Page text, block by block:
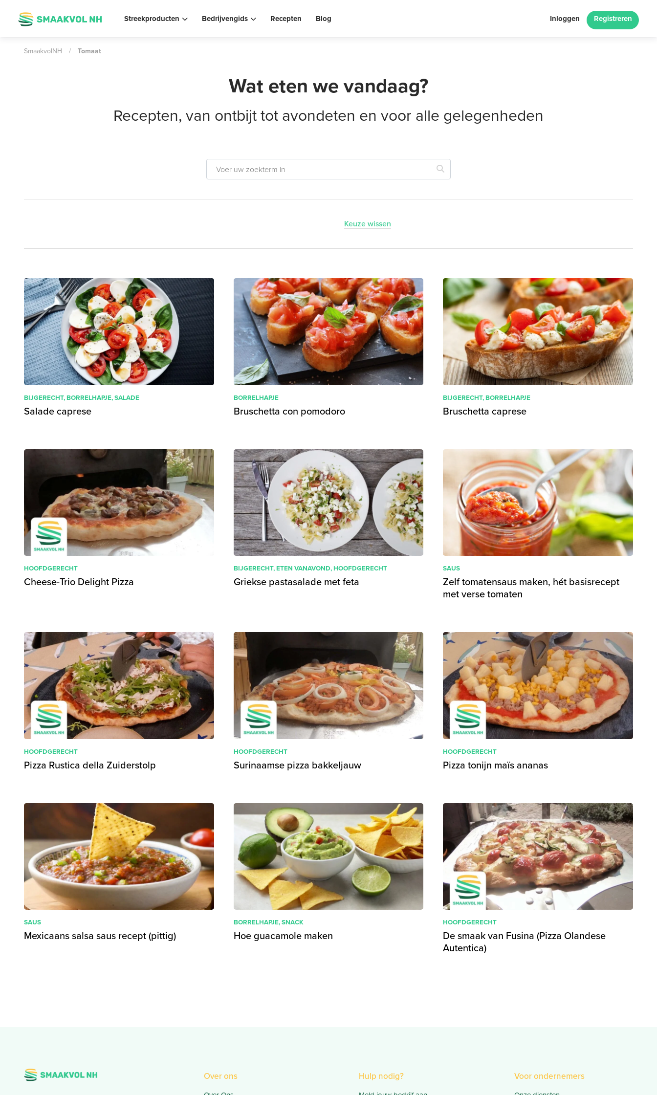
Streekproducten Bedrijvengids Recepten Blog Inloggen Registreren
SmaakvolNH / Tomaat
Wat eten we vandaag?
Recepten, van ontbijt tot avondeten en voor alle gelegenheden
Keuze wissen
BIJGERECHT,BORRELHAPJE,SALADE
Salade caprese
BORRELHAPJE
Bruschetta con pomodoro
BIJGERECHT,BORRELHAPJE
Bruschetta caprese
HOOFDGERECHT
Cheese-Trio Delight Pizza
BIJGERECHT,ETEN VANAVOND,HOOFDGERECHT
Griekse pastasalade met feta
SAUS
Zelf tomatensaus maken, hét basisrecept
met verse tomaten
HOOFDGERECHT
Pizza Rustica della Zuiderstolp
HOOFDGERECHT
Surinaamse pizza bakkeljauw
HOOFDGERECHT
Pizza tonijn maïs ananas
SAUS
Mexicaans salsa saus recept (pittig)
BORRELHAPJE,SNACK
Hoe guacamole maken
HOOFDGERECHT
De smaak van Fusina (Pizza Olandese
Autentica)
Over ons Hulp nodig? Voor ondernemers